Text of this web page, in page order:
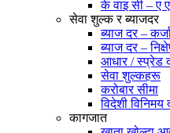
के वाइ सी – ए
सेवा शुल्क र ब्याजदर
ब्याज दर –
ब्याज दर –
आधार / स्प्रेड
सेवा शुल्कहरू
करोबार सीमा
विदेशी विनिमय
कागजात